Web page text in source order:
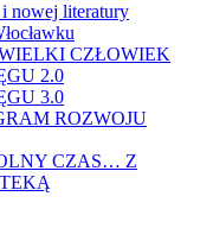
nowej literatury
CZŁOWIEK
2.0
3.0
ROZWOJU
CZAS… Z